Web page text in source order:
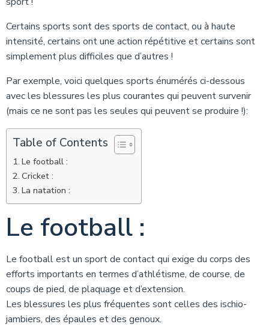
Certains sports sont des sports de contact, ou à haute
intensité, certains ont une action répétitive et certains sont
simplement plus difficiles que d’autres !
Par exemple, voici quelques sports énumérés ci-dessous
avec les blessures les plus courantes qui peuvent survenir
(mais ce ne sont pas les seules qui peuvent se produire !):
Table of Contents
Le football :
Cricket :
La natation :
Le football :
Le football est un sport de contact qui exige du corps des
efforts importants en termes d’athlétisme, de course, de
coups de pied, de plaquage et d’extension.
Les blessures les plus fréquentes sont celles des ischio-
jambiers, des épaules et des genoux.